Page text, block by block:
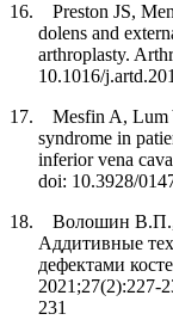
16. Preston JS,
dolens and
arthroplasty.
10.1016/
17. Mesfin A, Lum
syndrome in
inferior vena
doi: 10.3928/
18. Волошин В.П
Аддитивные
дефектами
2021;27(2):227-
231